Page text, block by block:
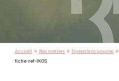
Accueil » Nos métiers » Opérations propres »
fiche-ref-IKOS